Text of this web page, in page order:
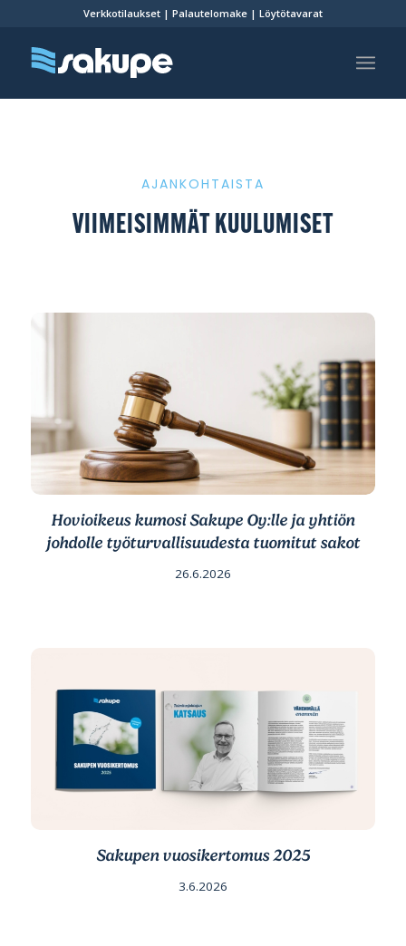
Verkkotilaukset| Palautelomake| Löytötavarat
AJANKOHTAISTA
VIIMEISIMMÄT KUULUMISET
Hovioikeus kumosi Sakupe Oy:lle ja yhtiön
johdolle työturvallisuudesta tuomitut sakot
26.6.2026
Sakupen vuosikertomus 2025
3.6.2026